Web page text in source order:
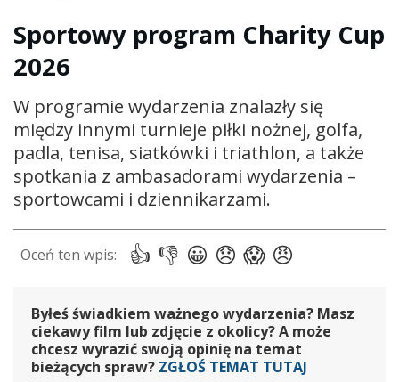
Sportowy program Charity Cup
2026
W programie wydarzenia znalazły się
między innymi turnieje piłki nożnej, golfa,
padla, tenisa, siatkówki i triathlon, a także
spotkania z ambasadorami wydarzenia –
sportowcami i dziennikarzami.
Byłeś świadkiem ważnego wydarzenia? Masz
ciekawy film lub zdjęcie z okolicy? A może
chcesz wyrazić swoją opinię na temat
bieżących spraw? ZGŁOŚ TEMAT TUTAJ